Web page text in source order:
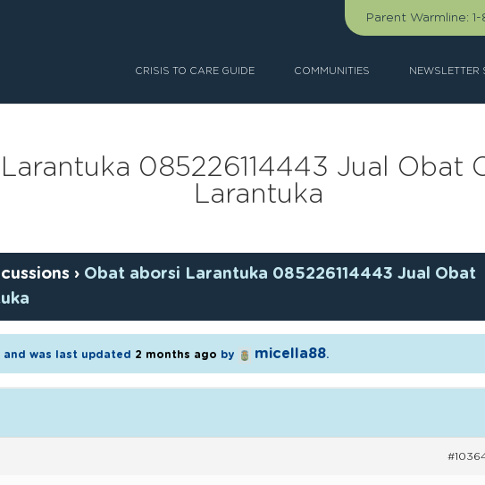
Parent Warmline:
CRISIS TO CARE GUIDE COMMUNITIES NEWSLETTER
085226114443 Jual Obat
Larantuka
› Obat aborsi Larantuka 085226114443 Jual Obat
and was last updated 2 months ago by micella88.